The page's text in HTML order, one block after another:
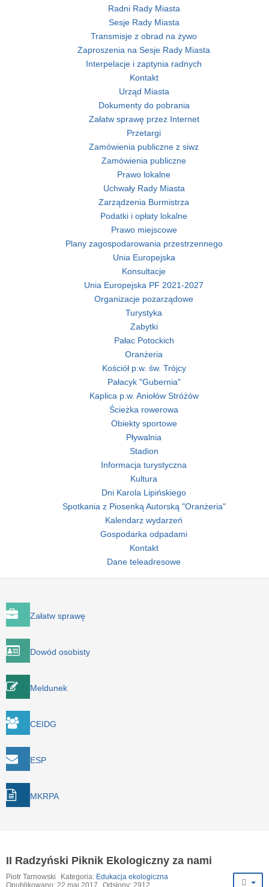
Radni Rady Miasta
Sesje Rady Miasta
Transmisje z obrad na żywo
Zaproszenia na Sesje Rady Miasta
Interpelacje i zaptynia radnych
Kontakt
Urząd Miasta
Dokumenty do pobrania
Załatw sprawę przez Internet
Przetargi
Zamówienia publiczne z siwz
Zamówienia publiczne
Prawo lokalne
Uchwały Rady Miasta
Zarządzenia Burmistrza
Podatki i opłaty lokalne
Prawo miejscowe
Plany zagospodarowania przestrzennego
Unia Europejska
Konsultacje
Unia Europejska PF 2021-2027
Organizacje pozarządowe
Turystyka
Zabytki
Pałac Potockich
Oranżeria
Kościół p.w. św. Trójcy
Pałacyk "Gubernia"
Kaplica p.w. Aniołów Stróżów
Ścieżka rowerowa
Obiekty sportowe
Pływalnia
Stadion
Informacja turystyczna
Kultura
Dni Karola Lipińskiego
Spotkania z Piosenką Autorską "Oranżeria"
Kalendarz wydarzeń
Gospodarka odpadami
Kontakt
Dane teleadresowe
Załatw sprawę
Dowód osobisty
Meldunek
CEIDG
ESP
MKRPA
II Radzyński Piknik Ekologiczny za nami
Piotr Tarnowski Kategoria: Edukacja ekologiczna
Opublikowano: 22 maj 2017
Odsłony: 2912